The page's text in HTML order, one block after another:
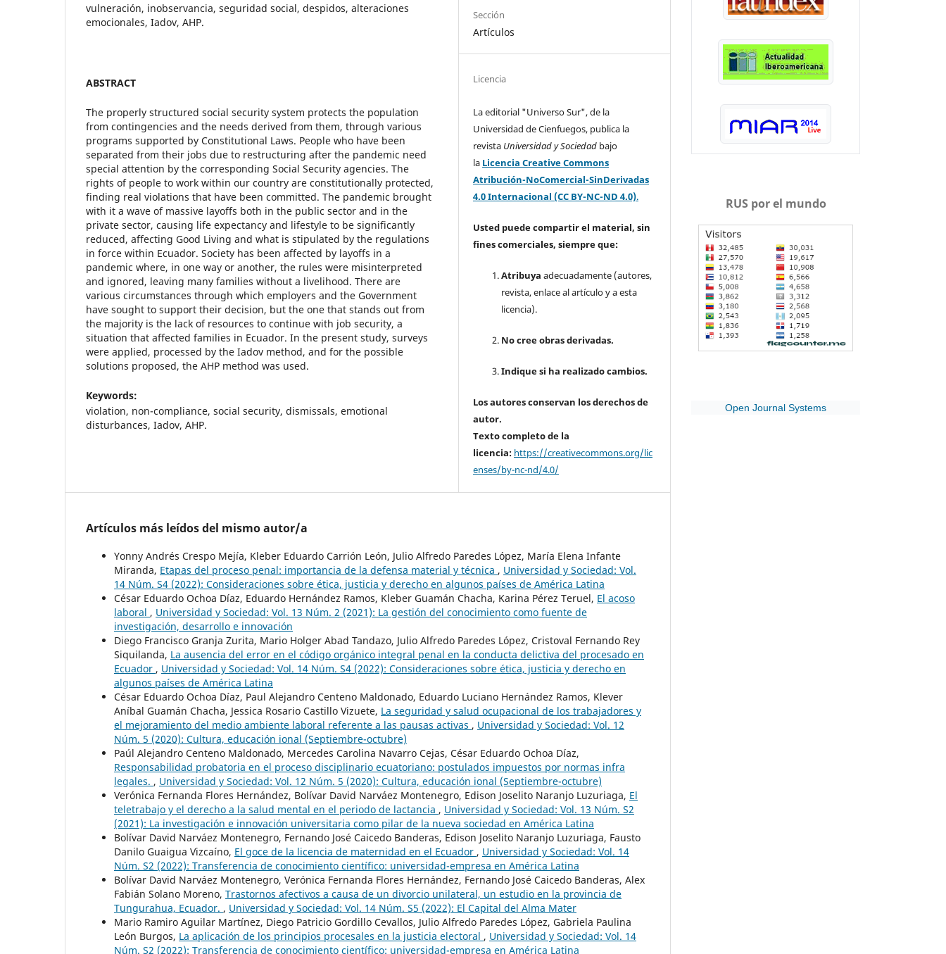
vulneración, inobservancia, seguridad social, despidos, alteraciones
emocionales, Iadov, AHP.
ABSTRACT
The properly structured social security system protects the population
from contingencies and the needs derived from them, through various
programs supported by Constitutional Laws. People who have been
separated from their jobs due to restructuring after the pandemic need
special attention by the corresponding Social Security agencies. The
rights of people to work within our country are constitutionally protected,
finding real violations that have been committed. The pandemic brought
with it a wave of massive layoffs both in the public sector and in the
private sector, causing life expectancy and lifestyle to be significantly
reduced, affecting Good Living and what is stipulated by the regulations
in force within Ecuador. Society has been affected by layoffs in a
pandemic where, in one way or another, the rules were misinterpreted
and ignored, leaving many families without a livelihood. There are
various circumstances through which employers and the Government
have sought to support their decision, but the one that stands out from
the majority is the lack of resources to continue with job security, a
situation that affected families in Ecuador. In the present study, surveys
were applied, processed by the Iadov method, and for the possible
solutions proposed, the AHP method was used.
Keywords:
violation, non-compliance, social security, dismissals, emotional
disturbances, Iadov, AHP.
Sección
Artículos
Licencia
La editorial "Universo Sur", de la
Universidad de Cienfuegos, publica la
revista Universidad y Sociedad bajo
la Licencia Creative Commons
Atribución-NoComercial-SinDerivadas
4.0 Internacional (CC BY-NC-ND 4.0).
Usted puede compartir el material, sin
fines comerciales, siempre que:
Atribuya adecuadamente (autores,
revista, enlace al artículo y a esta
licencia).
No cree obras derivadas.
Indique si ha realizado cambios.
Los autores conservan los derechos de
autor.
Texto completo de la
licencia: https://creativecommons.org/lic
enses/by-nc-nd/4.0/
Artículos más leídos del mismo autor/a
Yonny Andrés Crespo Mejía, Kleber Eduardo Carrión León, Julio Alfredo Paredes López, María Elena Infante
Miranda, Etapas del proceso penal: importancia de la defensa material y técnica , Universidad y Sociedad: Vol.
14 Núm. S4 (2022): Consideraciones sobre ética, justicia y derecho en algunos países de América Latina
César Eduardo Ochoa Díaz, Eduardo Hernández Ramos, Kleber Guamán Chacha, Karina Pérez Teruel, El acoso
laboral , Universidad y Sociedad: Vol. 13 Núm. 2 (2021): La gestión del conocimiento como fuente de
investigación, desarrollo e innovación
Diego Francisco Granja Zurita, Mario Holger Abad Tandazo, Julio Alfredo Paredes López, Cristoval Fernando Rey
Siquilanda, La ausencia del error en el código orgánico integral penal en la conducta delictiva del procesado en
Ecuador , Universidad y Sociedad: Vol. 14 Núm. S4 (2022): Consideraciones sobre ética, justicia y derecho en
algunos países de América Latina
César Eduardo Ochoa Díaz, Paul Alejandro Centeno Maldonado, Eduardo Luciano Hernández Ramos, Klever
Aníbal Guamán Chacha, Jessica Rosario Castillo Vizuete, La seguridad y salud ocupacional de los trabajadores y
el mejoramiento del medio ambiente laboral referente a las pausas activas , Universidad y Sociedad: Vol. 12
Núm. 5 (2020): Cultura, educación ional (Septiembre-octubre)
Paúl Alejandro Centeno Maldonado, Mercedes Carolina Navarro Cejas, César Eduardo Ochoa Díaz,
Responsabilidad probatoria en el proceso disciplinario ecuatoriano: postulados impuestos por normas infra
legales. , Universidad y Sociedad: Vol. 12 Núm. 5 (2020): Cultura, educación ional (Septiembre-octubre)
Verónica Fernanda Flores Hernández, Bolívar David Narváez Montenegro, Edison Joselito Naranjo Luzuriaga, El
teletrabajo y el derecho a la salud mental en el periodo de lactancia , Universidad y Sociedad: Vol. 13 Núm. S2
(2021): La investigación e innovación universitaria como pilar de la nueva sociedad en América Latina
Bolívar David Narváez Montenegro, Fernando José Caicedo Banderas, Edison Joselito Naranjo Luzuriaga, Fausto
Danilo Guaigua Vizcaíno, El goce de la licencia de maternidad en el Ecuador , Universidad y Sociedad: Vol. 14
Núm. S2 (2022): Transferencia de conocimiento científico: universidad-empresa en América Latina
Bolívar David Narváez Montenegro, Verónica Fernanda Flores Hernández, Fernando José Caicedo Banderas, Alex
Fabián Solano Moreno, Trastornos afectivos a causa de un divorcio unilateral, un estudio en la provincia de
Tungurahua, Ecuador. , Universidad y Sociedad: Vol. 14 Núm. S5 (2022): El Capital del Alma Mater
Mario Ramiro Aguilar Martínez, Diego Patricio Gordillo Cevallos, Julio Alfredo Paredes López, Gabriela Paulina
León Burgos, La aplicación de los principios procesales en la justicia electoral , Universidad y Sociedad: Vol. 14
Núm. S2 (2022): Transferencia de conocimiento científico: universidad-empresa en América Latina
RUS por el mundo
Open Journal Systems